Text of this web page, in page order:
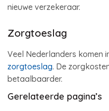
nieuwe verzekeraar.
Zorgtoeslag
Veel Nederlanders komen
zorgtoeslag. De
betaalbaarder.
Gerelateerde pagina’s